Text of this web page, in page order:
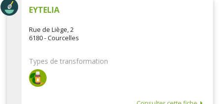
EYTELIA
Rue de Liège, 2
6180 - Courcelles
Types de transformation